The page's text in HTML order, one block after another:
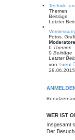
s
r
e
i
t
r
a
g
Technik-
Themen
Beiträge
Letzter
Fotos,
6 Themen
9 Beiträge
Letzter
von Tuent
WER IST
Insgesamt
Der